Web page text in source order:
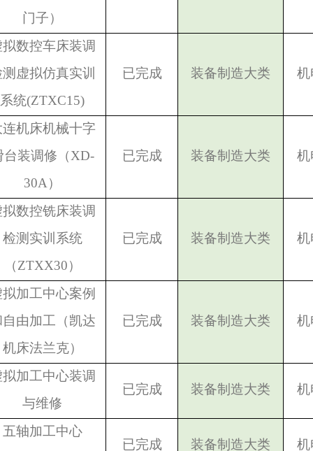
门子）
数控车床装调
虚拟仿真实训
系统(ZTXC15)
已完成 装备制造大类 机
机床机械十字
台装调修（XD-
30A）
已完成 装备制造大类 机
数控铣床装调
检测实训系统
（ZTXX30）
已完成 装备制造大类 机
加工中心案例
由加工（凯达
机床法兰克）
已完成 装备制造大类 机
加工中心装调
与维修
已完成 装备制造大类 机
五轴加工中心
已完成 装备制造大类 机